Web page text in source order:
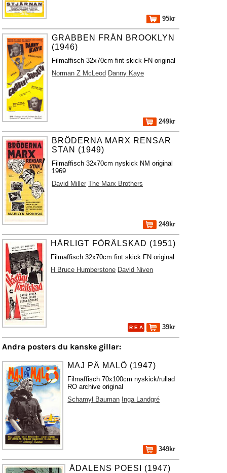
95kr
GRABBEN FRÅN BROOKLYN
(1946)
Filmaffisch 32x70cm fint skick FN original
Norman Z McLeod Danny Kaye
249kr
BRÖDERNA MARX RENSAR
STAN (1949)
Filmaffisch 32x70cm nyskick NM original
1969
David Miller The Marx Brothers
249kr
HÄRLIGT FÖRÄLSKAD (1951)
Filmaffisch 32x70cm fint skick FN original
H Bruce Humberstone David Niven
R E A 39kr
Andra posters du kanske gillar:
MAJ PÅ MALÖ (1947)
Filmaffisch 70x100cm nyskick/rullad
RO archive original
Schamyl Bauman Inga Landgré
349kr
ÅDALENS POESI (1947)